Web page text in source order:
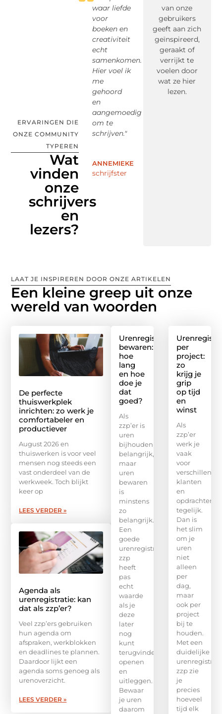
ERVARINGEN DIE
ONZE COMMUNITY
TYPEREN
Wat
vinden
onze
schrijvers
en
lezers?
om te
schrijven."
ANNEMIEKE
schrijfster
krijgt hier
de
waardering
die het
verdient. Ik
voel me
verbonden
met
anderen
die net als
ik willen
bijdragen
aan iets
YASIN
momenten
in kleine
koffietentjes
kregen
plots een
diepere
betekenis.
Door deze
community
van onze
gebruikers
geeft aan zich
geïnspireerd,
geraakt of
verrijkt te
voelen door
wat ze hier
lezen.
LAAT JE INSPIREREN DOOR ONZE ARTIKELEN
Een kleine greep uit onze
wereld van woorden
De perfecte
thuiswerkplek
inrichten: zo werk je
comfortabeler en
productiever
August 2026 en
thuiswerken is voor veel
mensen nog steeds een
vast onderdeel van de
werkweek. Toch blijkt
keer op
LEES VERDER »
Agenda als
urenregistratie: kan
dat als zzp’er?
Veel zzp’ers gebruiken
hun agenda om
afspraken, werkblokken
en deadlines te plannen.
Daardoor lijkt een
agenda soms genoeg als
urenoverzicht.
LEES VERDER »
Urenregistratie
bewaren:
hoe
lang
en hoe
doe je
dat
goed?
Als
zzp’er is
uren
bijhouden
belangrijk,
maar
uren
bewaren
is
minstens
zo
belangrijk.
Een
goede
urenregistratie
zzp
heeft
pas
echt
waarde
als je
deze
later
nog
kunt
terugvinden,
openen
en
uitleggen.
Bewaar
je uren
daarom
per
project:
zo
krijg je
grip
op tijd
en
winst
Als
zzp’er
werk je
vaak
voor
verschillende
klanten
en
opdrachten
tegelijk.
Dan is
het slim
om je
uren
niet
alleen
per
dag,
maar
ook per
project
bij te
houden.
Met een
duidelijke
zzp zie
je
precies
hoeveel
tijd elk